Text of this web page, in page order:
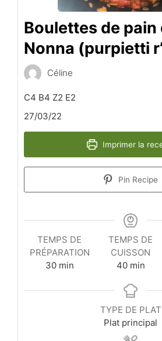
Boulettes de pain
Nonna (purpietti
Céline
C4 B4 Z2 E2
27/03/22
Imprimer la
Pin Recipe
TEMPS DE
PRÉPARATION
30minutes
min
TEMPS DE
CUISSON
40minutes
min
TYPE DE PLAT
Plat principal